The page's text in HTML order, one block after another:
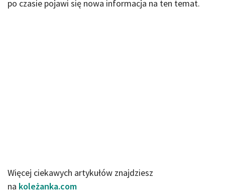
po czasie pojawi się nowa informacja na ten temat.
Więcej ciekawych artykułów znajdziesz
na koleżanka.com